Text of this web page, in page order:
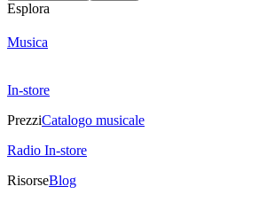
Esplora
Musica
In-store
PrezziCatalogo musicale
Radio In-store
RisorseBlog